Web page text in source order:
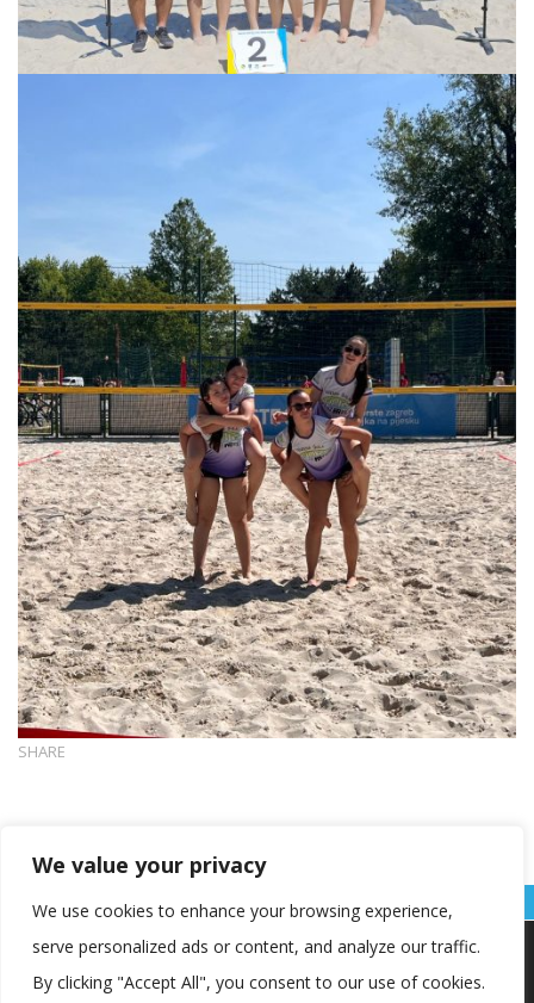
We value your privacy
We use cookies to enhance your browsing experience,
serve personalized ads or content, and analyze our traffic.
By clicking "Accept All", you consent to our use of cookies.
SHARE
Koristimo kolačiće kako bismo vam pružili najbolje iskustvo na
našoj web stranici.
Informacije o kolačićima koje koristimo ili opcije za